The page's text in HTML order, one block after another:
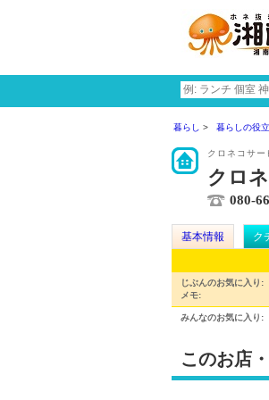
暮らし 暮らしの役
クロネコサ
クロ
080-
基本情報 ク
じぶんのお気に入り:
メモ:
みんなのお気に入り:
このお店